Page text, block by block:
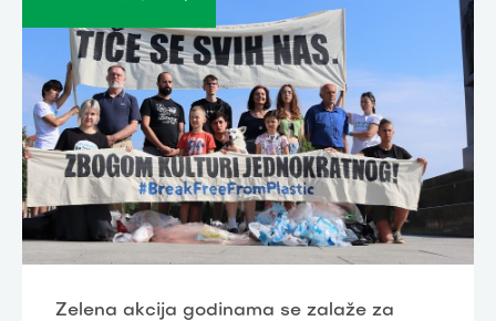
Zelena akcija godinama se zalaže za